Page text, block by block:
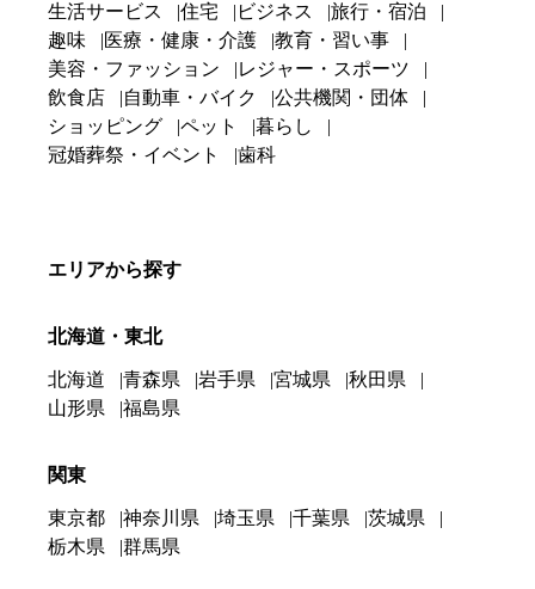
生活サービス 住宅 ビジネス
旅行・宿泊
趣味
医療・健康・介護
教育・習い事
美容・ファッション
レジャー・スポーツ
飲食店
自動車・バイク
公共機関・団体
ショッピング
ペット
暮らし
冠婚葬祭・イベント
歯科
エリアから探す
北海道・東北
北海道 青森県 岩手県 宮城県
秋田県
山形県
福島県
関東
東京都 神奈川県 埼玉県 千葉県
茨城県
栃木県
群馬県